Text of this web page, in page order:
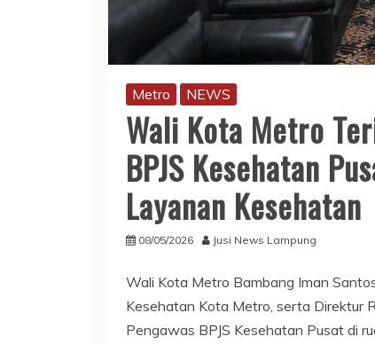
Metro NEWS
Wali Kota Metro
BPJS Kesehatan
Layanan Kesehatan
08/05/2026 Jusi News Lampung
Wali Kota Metro Bambang Iman
Kesehatan Kota Metro, serta Direktur
Pengawas BPJS Kesehatan Pusat di